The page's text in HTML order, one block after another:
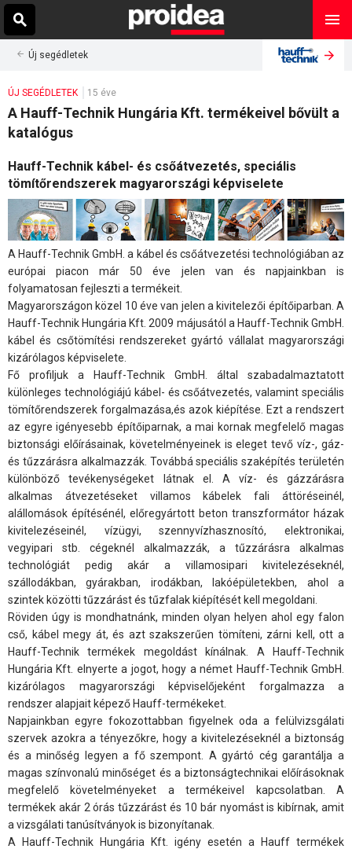
Új segédletek
ÚJ SEGÉDLETEK 15 éve
A Hauff-Technik Hungária Kft. termékeivel bővült a
katalógus
Hauff-Technik kábel- és csőátvezetés, speciális
tömítőrendszerek magyarországi képviselete
A Hauff-Technik GmbH. a kábel és csőátvezetési technológiában az
európai piacon már 50 éve jelen van és napjainkban is
folyamatosan fejleszti a termékeit.
Magyarországon közel 10 éve van jelen a kivitelezői építőiparban. A
Hauff-Technik Hungária Kft. 2009 májusától a Hauff-Technik GmbH.
kábel és csőtömítési rendszereket gyártó vállalat magyarországi
kizárólagos képviselete.
Fő profiljuk a Hauff-Technik GmbH. által szabadalmaztatott
különleges technológiájú kábel- és csőátvezetés, valamint speciális
tömítőrendszerek forgalmazása,és azok kiépítése. Ezt a rendszert
az egyre igényesebb építőiparnak, a mai kornak megfelelő magas
biztonsági előírásainak, követelményeinek is eleget tevő víz-, gáz-
és tűzzárásra alkalmazzák. Továbbá speciális szaképítés területén
különböző tevékenységeket látnak el. A víz- és gázzárásra
alkalmas átvezetéseket villamos kábelek fali áttöréseinél,
alállomások építésénél, előregyártott beton transzformátor házak
kivitelezéseinél, vízügyi, szennyvízhasznosító, elektronikai,
vegyipari stb. cégeknél alkalmazzák, a tűzzárásra alkalmas
technológiát pedig akár a villamosipari kivitelezéseknél,
szállodákban, gyárakban, irodákban, lakóépületekben, ahol a
szintek közötti tűzzárást és tűzfalak kiépítését kell megoldani.
Röviden úgy is mondhatnánk, minden olyan helyen ahol egy falon
cső, kábel megy át, és azt szakszerűen tömíteni, zárni kell, ott a
Hauff-Technik termékek megoldást kínálnak. A Hauff-Technik
Hungária Kft. elnyerte a jogot, hogy a német Hauff-Technik GmbH.
kizárólagos magyarországi képviselőjeként forgalmazza a
rendszer alapjait képező Hauff-termékeket.
Napjainkban egyre fokozottabban figyelnek oda a felülvizsgálati
szervek azokra a tényezőkre, hogy a kivitelezéseknél a biztonság
és a minőség legyen a fő szempont. A gyártó cég garantálja a
magas színvonalú minőséget és a biztonságtechnikai előírásoknak
megfelelő követelményeket a termékeivel kapcsolatban. A
termékek akár 2 órás tűzzárást és 10 bár nyomást is kibírnak, amit
a vizsgálati tanúsítványok is bizonyítanak.
A Hauff-Technik Hungária Kft. igény esetén a Hauff termékek